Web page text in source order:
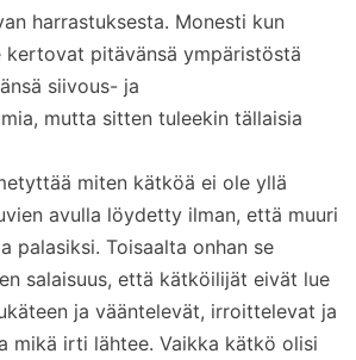
harrastuksesta. Monesti kun
pitävänsä ympäristöstä
siivous- ja
mutta sitten tuleekin tällaisia
miten kätköä ei ole yllä
avulla löydetty ilman, että muuri
palasiksi. Toisaalta onhan se
salaisuus, että kätköilijät eivät lue
ja vääntelevät, irroittelevat ja
mikä irti lähtee. Vaikka kätkö olisi